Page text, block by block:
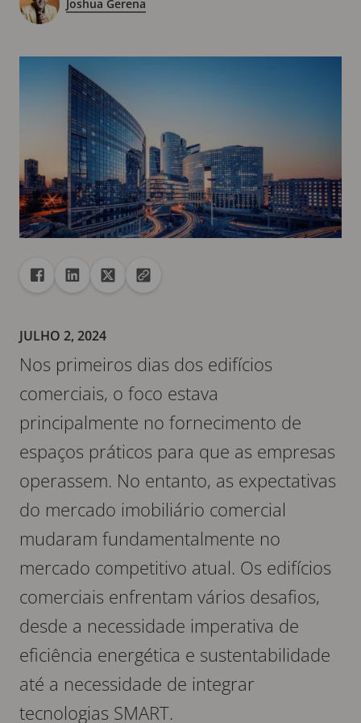
Joshua Gerena
Compartilhar
Compartilhar no Facebook
Compartilhar no Linkedin
Compartilhar no X
Copiar URL para área de transferência
JULHO 2, 2024
Nos primeiros dias dos edifícios
comerciais, o foco estava
principalmente no fornecimento de
espaços práticos para que as empresas
operassem. No entanto, as expectativas
do mercado imobiliário comercial
mudaram fundamentalmente no
mercado competitivo atual. Os edifícios
comerciais enfrentam vários desafios,
desde a necessidade imperativa de
eficiência energética e sustentabilidade
até a necessidade de integrar
tecnologias SMART.